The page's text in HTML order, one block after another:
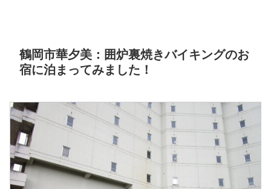
鶴岡市華夕美：囲炉裏焼きバイキングのお
宿に泊まってみました！